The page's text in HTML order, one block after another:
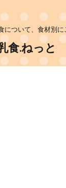
について、食材別に
食.ねっと